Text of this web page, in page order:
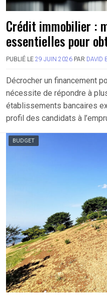
Crédit immobilier :
essentielles pour
PUBLIÉ LE 29 JUIN 2026 PAR DAVID
Décrocher un financement
nécessite de répondre à
établissements bancaires
profil des candidats à
BUDGET